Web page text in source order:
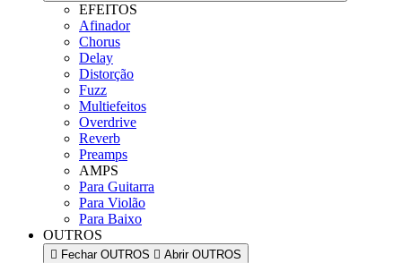
EFEITOS
Afinador
Chorus
Delay
Distorção
Fuzz
Multiefeitos
Overdrive
Reverb
Preamps
AMPS
Para Guitarra
Para Violão
Para Baixo
OUTROS
Fechar OUTROS Abrir OUTROS